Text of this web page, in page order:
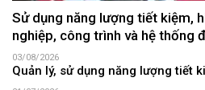
Sử dụng năng lượng tiết kiệm,
nghiệp, công trình và hệ thống
03/08/2026
Quản lý, sử dụng năng lượng tiết